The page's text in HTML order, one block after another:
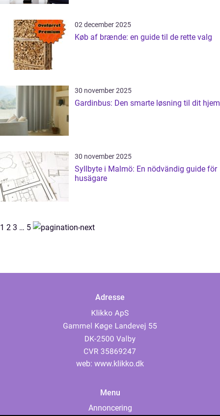
02 december 2025
Køb af brænde: en guide til de rette valg
30 november 2025
Gardinbus: Den smarte løsning til dit hjem
30 november 2025
Syllbyte i Malmö: En nödvändig guide för
husägare
1 2 3 … 5
Adresse
web: www.klikko.dk
Menu
Annoncering